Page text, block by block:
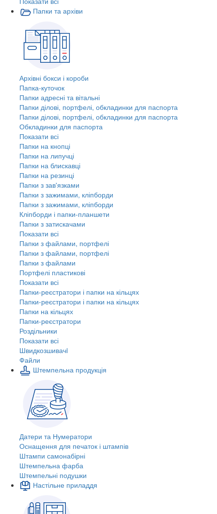
Папки та архіви
Архівні бокси і короби
Папка-куточок
Папки адресні та вітальні
Папки ділові, портфелі, обкладинки для паспорта
Папки ділові, портфелі, обкладинки для паспорта
Обкладинки для паспорта
Показати всі
Папки на кнопці
Папки на липучці
Папки на блискавці
Папки на резинці
Папки з зав'язками
Папки з зажимами, кліпборди
Папки з зажимами, кліпборди
Кліпборди і папки-планшети
Папки з затискачами
Показати всі
Папки з файлами, портфелі
Папки з файлами, портфелі
Папки з файлами
Портфелі пластикові
Показати всі
Папки-реєстратори і папки на кільцях
Папки-реєстратори і папки на кільцях
Папки на кільцях
Папки-реєстратори
Роздільники
Показати всі
Швидкозшивачi
Файли
Штемпельна продукція
Датери та Нумератори
Оснащення для печаток і штампів
Штампи самонабірні
Штемпельна фарба
Штемпельні подушки
Настільне приладдя